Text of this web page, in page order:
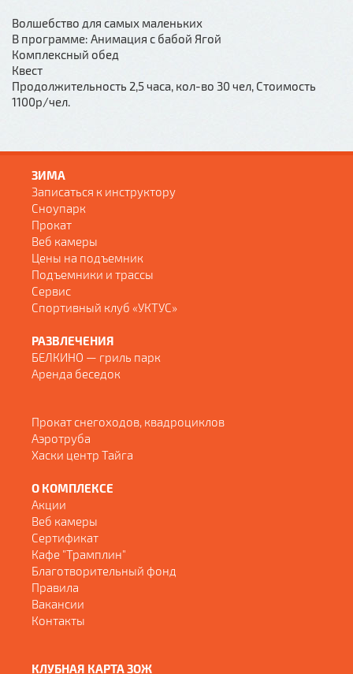
Волшебство для самых маленьких
В программе: Анимация с бабой Ягой
Комплексный обед
Квест
Продолжительность 2,5 часа, кол-во 30 чел, Стоимость
1100р/чел.
ЗИМА
Записаться к инструктору
Сноупарк
Прокат
Веб камеры
Цены на подъемник
Подъемники и трассы
Сервис
Спортивный клуб «УКТУС»
РАЗВЛЕЧЕНИЯ
БЕЛКИНО — гриль парк
Аренда беседок
Прокат снегоходов, квадроциклов
Аэротруба
Хаски центр Тайга
О КОМПЛЕКСЕ
Акции
Веб камеры
Сертификат
Кафе "Трамплин"
Благотворительный фонд
Правила
Вакансии
Контакты
КЛУБНАЯ КАРТА ЗОЖ